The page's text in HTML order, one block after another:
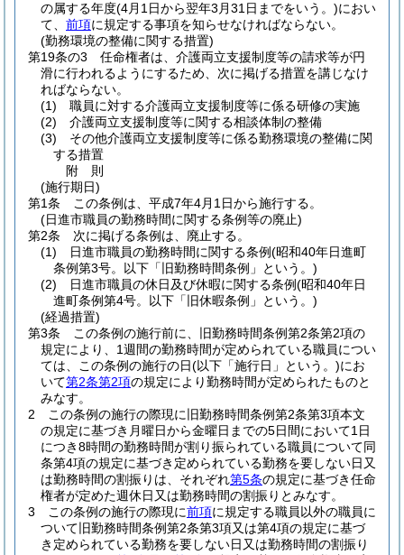
の属する年度(4月1日から翌年3月31日までをいう。)におい
て、 前項に規定する事項を知らせなければならない。
(勤務環境の整備に関する措置)
第19条の3
任命権者は、介護両立支援制度等の請求等が円
滑に行われるようにするため、次に掲げる措置を講じなけ
ればならない。
(1)
職員に対する介護両立支援制度等に係る研修の実施
(2)
介護両立支援制度等に関する相談体制の整備
(3)
その他介護両立支援制度等に係る勤務環境の整備に関
する措置
附 則
(施行期日)
第1条
この条例は、平成7年4月1日から施行する。
(日進市職員の勤務時間に関する条例等の廃止)
第2条
次に掲げる条例は、廃止する。
(1)
日進市職員の勤務時間に関する条例(昭和40年日進町
条例第3号。以下「旧勤務時間条例」という。)
(2)
日進市職員の休日及び休暇に関する条例(昭和40年日
進町条例第4号。以下「旧休暇条例」という。)
(経過措置)
第3条
この条例の施行前に、旧勤務時間条例第2条第2項の
規定により、1週間の勤務時間が定められている職員につい
ては、この条例の施行の日(以下「施行日」という。)にお
いて第2条第2項の規定により勤務時間が定められたものと
みなす。
2
この条例の施行の際現に旧勤務時間条例第2条第3項本文
の規定に基づき月曜日から金曜日までの5日間において1日
につき8時間の勤務時間が割り振られている職員について同
条第4項の規定に基づき定められている勤務を要しない日又
は勤務時間の割振りは、それぞれ第5条の規定に基づき任命
権者が定めた週休日又は勤務時間の割振りとみなす。
3
この条例の施行の際現に前項に規定する職員以外の職員に
ついて旧勤務時間条例第2条第3項又は第4項の規定に基づ
き定められている勤務を要しない日又は勤務時間の割振り